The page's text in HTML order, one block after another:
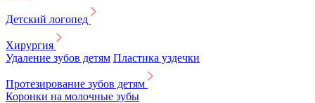
Детский логопед
Хирургия
Удаление зубов детям Пластика уздечки
Протезирование зубов детям
Коронки на молочные зубы